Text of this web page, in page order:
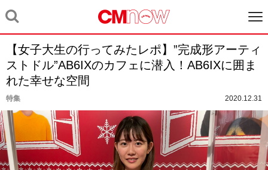
【女子大生の行ってみたレポ】”完成形アーティ
ストドル”AB6IXのカフェに潜入！AB6IXに囲ま
れた幸せな空間
特集 2020.12.31